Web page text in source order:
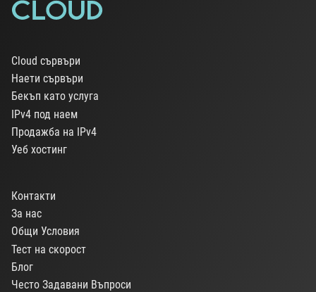
Cloud сървъри
Наети сървъри
Бекъп като услуга
IPv4 под наем
Продажба на IPv4
Уеб хостинг
Контакти
За нас
Общи Условия
Тест на скорост
Блог
Често Задавани Въпроси